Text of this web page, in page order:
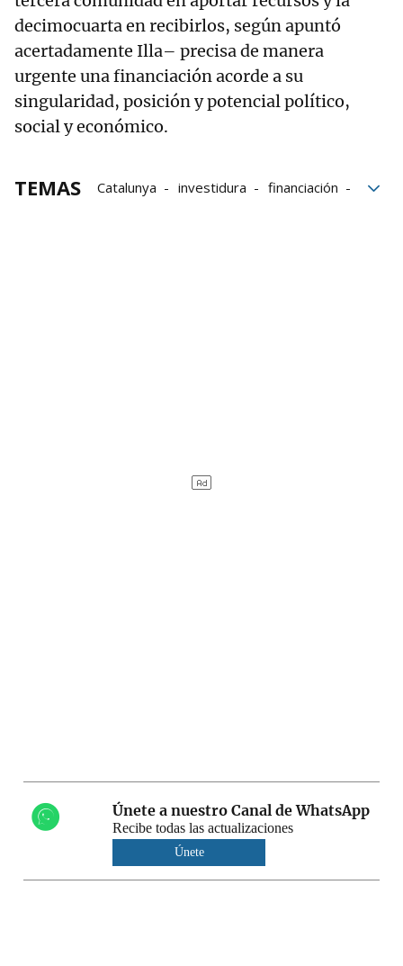
decimocuarta en recibirlos, según apuntó
acertadamente Illa– precisa de manera
urgente una financiación acorde a su
singularidad, posición y potencial político,
social y económico.
TEMAS Catalunya investidura
financiación
Únete a nuestro Canal de WhatsApp
Recibe todas las actualizaciones
Únete